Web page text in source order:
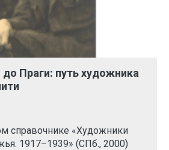
Праги: путь художника
справочнике «Художники
1917–1939» (СПб., 2000)